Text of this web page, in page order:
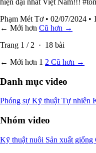
Phạm Mét Tơ • 02/07/2024 •
← Mới hơn Cũ hơn →
Trang 1 / 2 · 18 bài
← Mới hơn 1 2 Cũ hơn →
Danh mục video
Phóng sự Kỹ thuật Tự nhiên
Nhóm video
Kỹ thuật nuôi Sản xuất giống